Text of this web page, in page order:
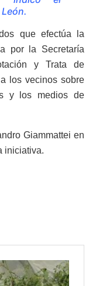
que efectúa la
por la Secretaría
y Trata de
los vecinos sobre
y los medios de
Giammattei en
iniciativa.